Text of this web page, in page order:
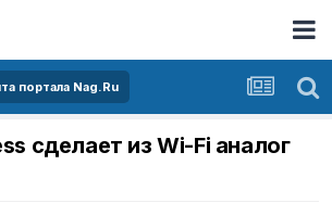
портала Nag.Ru
сделает из Wi-Fi аналог